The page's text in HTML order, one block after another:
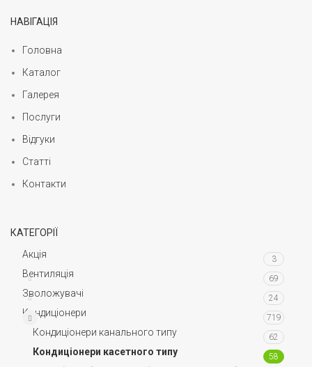
НАВІГАЦІЯ
Головна
Каталог
Галерея
Послуги
Відгуки
Статті
Контакти
КАТЕГОРІЇ
Акція
3
Вентиляція 69
Зволожувачі 24
Кондиціонери 719
Кондиціонери канального типу 62
Кондиціонери касетного типу 58